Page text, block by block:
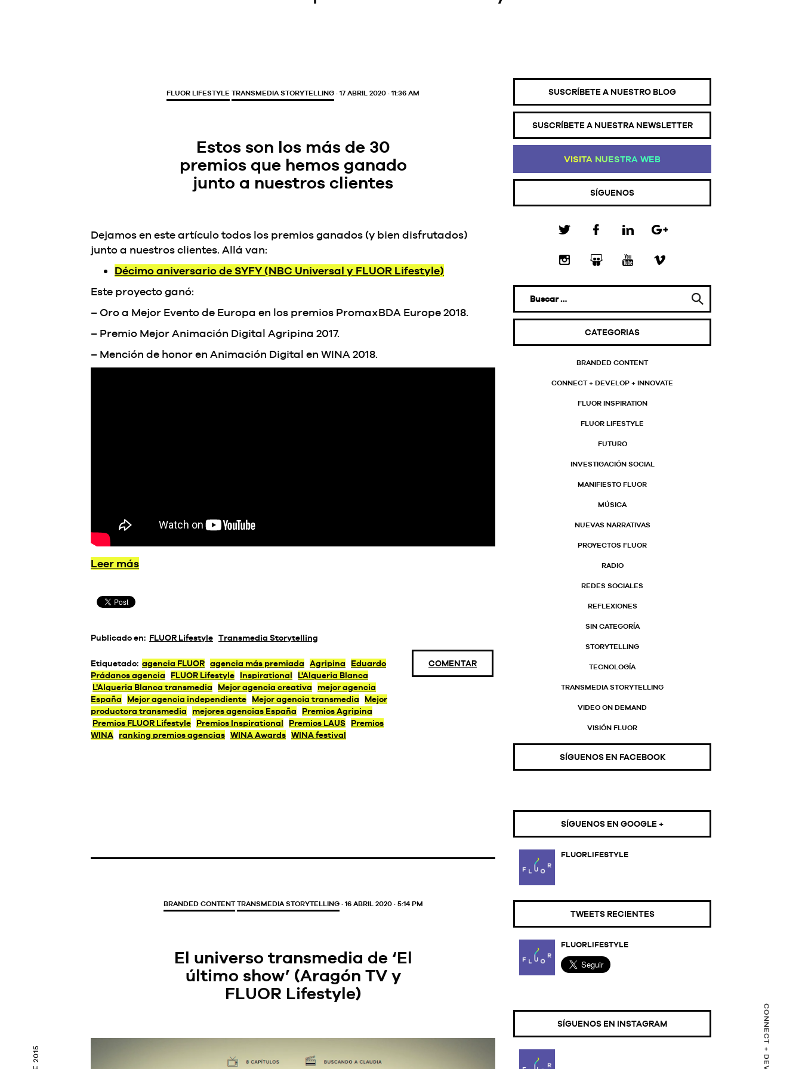
FLUOR LIFESTYLE TRANSMEDIA STORYTELLING · 17 ABRIL 2020 · 11:36 AM
Estos son los más de 30
premios que hemos ganado
junto a nuestros clientes
Dejamos en este artículo todos los premios ganados (y bien disfrutados)
junto a nuestros clientes. Allá van:
Décimo aniversario de SYFY (NBC Universal y FLUOR Lifestyle)
Este proyecto ganó:
– Oro a Mejor Evento de Europa en los premios PromaxBDA Europe 2018.
– Premio Mejor Animación Digital Agripina 2017.
– Mención de honor en Animación Digital en WINA 2018.
Leer más
Publicado en: FLUOR Lifestyle Transmedia Storytelling
Etiquetado: agencia FLUOR agencia más premiada Agripina
Eduardo
Prádanos agencia
FLUOR Lifestyle Inspirational
L'Alqueria Blanca
L'Alqueria Blanca transmedia
Mejor agencia creativa
mejor agencia
España
Mejor agencia independiente Mejor agencia transmedia
Mejor
productora transmedia
mejores agencias España
Premios Agripina
Premios FLUOR Lifestyle
Premios Inspirational Premios LAUS
Premios
WINA
ranking premios agencias WINA Awards WINA festival
COMENTAR
BRANDED CONTENT TRANSMEDIA STORYTELLING· 16 ABRIL 2020 · 5:14 PM
El universo transmedia de ‘El
último show’ (Aragón TV y
FLUOR Lifestyle)
SUSCRÍBETE A NUESTRO BLOG
SUSCRÍBETE A NUESTRA NEWSLETTER
VISITA NUESTRA WEB
SÍGUENOS
CATEGORIAS
BRANDED CONTENT
CONNECT + DEVELOP + INNOVATE
FLUOR INSPIRATION
FLUOR LIFESTYLE
FUTURO
INVESTIGACIÓN SOCIAL
MANIFIESTO FLUOR
MÚSICA
NUEVAS NARRATIVAS
PROYECTOS FLUOR
RADIO
REDES SOCIALES
REFLEXIONES
SIN CATEGORÍA
STORYTELLING
TECNOLOGÍA
TRANSMEDIA STORYTELLING
VIDEO ON DEMAND
VISIÓN FLUOR
SÍGUENOS EN FACEBOOK
SÍGUENOS EN GOOGLE +
FLUORLIFESTYLE
TWEETS RECIENTES
FLUORLIFESTYLE
SÍGUENOS EN INSTAGRAM